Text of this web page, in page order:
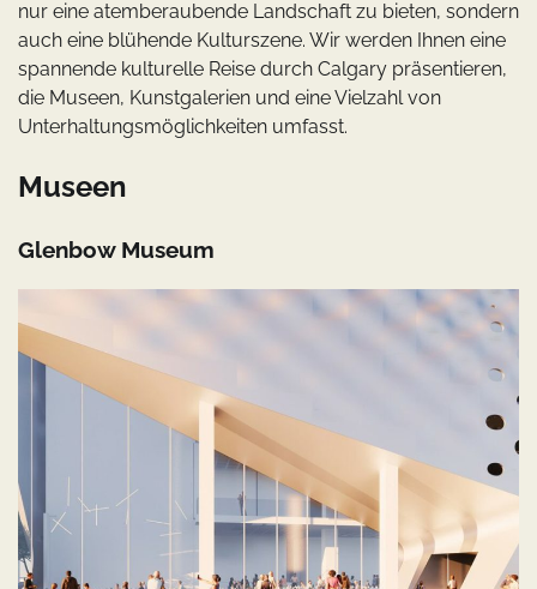
nur eine atemberaubende Landschaft zu bieten, sondern
auch eine blühende Kulturszene. Wir werden Ihnen eine
spannende kulturelle Reise durch Calgary präsentieren,
die Museen, Kunstgalerien und eine Vielzahl von
Unterhaltungsmöglichkeiten umfasst.
Museen
Glenbow Museum